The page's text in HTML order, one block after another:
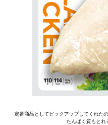
定番商品としてピックアップしてくれた
たんぱく質もとれ